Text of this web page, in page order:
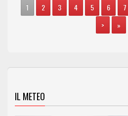
1 2 3 4 5 6 7
>
»
IL METEO